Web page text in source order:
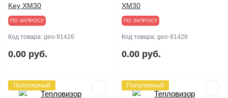
Key XM30
ПО ЗАПРОСУ
Код товара: geo-91426
0.00 руб.
XM30
ПО ЗАПРОСУ
Код товара: geo-91428
0.00 руб.
Популярный Популярный